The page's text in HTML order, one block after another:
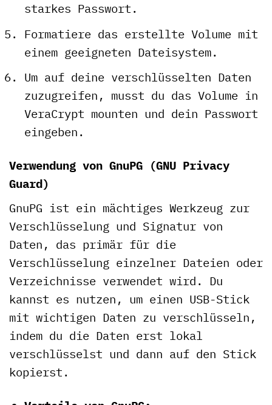
starkes Passwort.
Formatiere das erstellte Volume mit
einem geeigneten Dateisystem.
Um auf deine verschlüsselten Daten
zuzugreifen, musst du das Volume in
VeraCrypt mounten und dein Passwort
eingeben.
Verwendung von GnuPG (GNU Privacy
Guard)
GnuPG ist ein mächtiges Werkzeug zur
Verschlüsselung und Signatur von
Daten, das primär für die
Verschlüsselung einzelner Dateien oder
Verzeichnisse verwendet wird. Du
kannst es nutzen, um einen USB-Stick
mit wichtigen Daten zu verschlüsseln,
indem du die Daten erst lokal
verschlüsselst und dann auf den Stick
kopierst.